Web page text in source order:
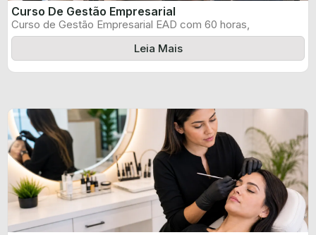
Curso De Gestão Empresarial
Curso de Gestão Empresarial EAD com 60 horas,
certificado informado pelo produtor e ...
Leia Mais